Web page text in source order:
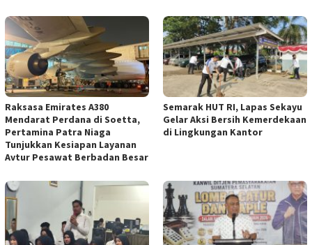
Raksasa Emirates A380
Mendarat Perdana di Soetta,
Pertamina Patra Niaga
Tunjukkan Kesiapan Layanan
Avtur Pesawat Berbadan Besar
Semarak HUT RI, Lapas Sekayu
Gelar Aksi Bersih Kemerdekaan
di Lingkungan Kantor